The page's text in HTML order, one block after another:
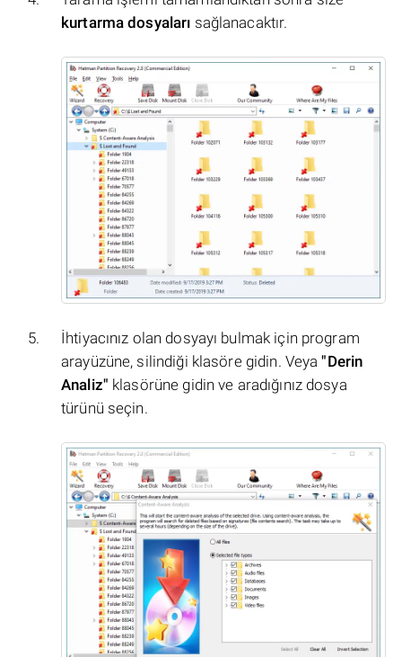
kurtarma dosyaları sağlanacaktır.
İhtiyacınız olan dosyayı bulmak için program
arayüzüne, silindiği klasöre gidin. Veya"Derin
Analiz" klasörüne gidin ve aradığınız dosya
türünü seçin.